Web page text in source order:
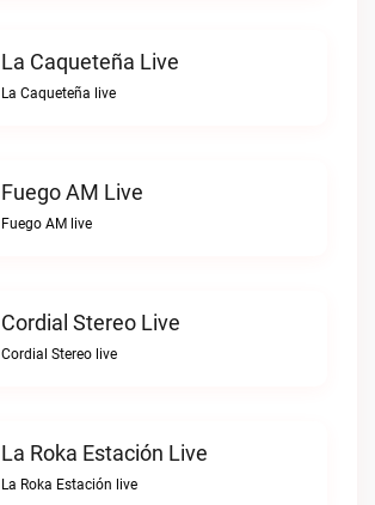
La Caqueteña Live
La Caqueteña live
Fuego AM Live
Fuego AM live
Cordial Stereo Live
Cordial Stereo live
La Roka Estación Live
La Roka Estación live